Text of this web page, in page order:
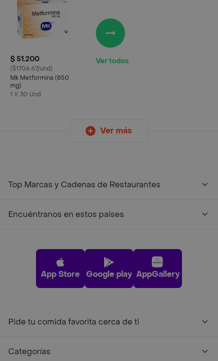
$ 51.200
($1706.67/und)
Mk Metformina (850
mg)
1 X 30 Und
Ver todos
Ver más
Top Marcas y Cadenas de Restaurantes
Encuéntranos en estos países
App Store Google play AppGallery
Pide tu comida favorita cerca de ti
Categorías